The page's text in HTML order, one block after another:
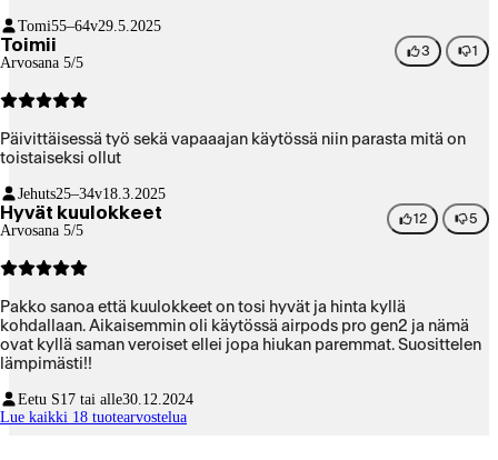
Tomi55–64v29.5.2025
Toimii
Arvosana 5/5
3 1
Päivittäisessä työ sekä vapaaajan käytössä niin parasta mitä on
toistaiseksi ollut
Jehuts25–34v18.3.2025
Hyvät kuulokkeet
Arvosana 5/5
12 5
Pakko sanoa että kuulokkeet on tosi hyvät ja hinta kyllä
kohdallaan. Aikaisemmin oli käytössä airpods pro gen2 ja nämä
ovat kyllä saman veroiset ellei jopa hiukan paremmat. Suosittelen
lämpimästi!!
Eetu S17 tai alle30.12.2024
Lue kaikki 18 tuotearvostelua